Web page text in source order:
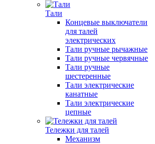
Тали
Концевые выключатели
для талей
электрических
Тали ручные рычажные
Тали ручные червячные
Тали ручные
шестеренные
Тали электрические
канатные
Тали электрические
цепные
Тележки для талей
Механизм